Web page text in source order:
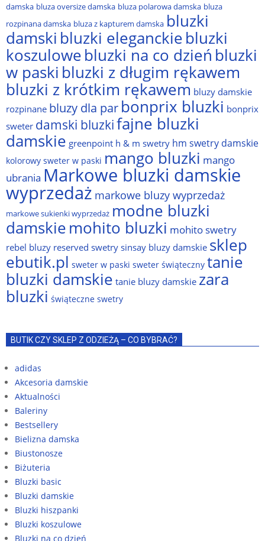
damska bluza oversize damska bluza polarowa damska bluza
rozpinana damska bluza z kapturem damska bluzki
damski bluzki eleganckie bluzki
koszulowe bluzki na co dzień bluzki
w paski bluzki z długim rękawem
bluzki z krótkim rękawem bluzy damskie
rozpinane bluzy dla par bonprix bluzki bonprix
sweter damski bluzkifajne bluzki
damskie greenpoint h & m swetry hm swetry damskie
kolorowy sweter w paski mango bluzki mango
ubrania Markowe bluzki damskie
wyprzedaż markowe bluzy wyprzedaż
markowe sukienki wyprzedaż modne bluzki
damskiemohito bluzki mohito swetry
rebel bluzy reserved swetrysinsay bluzy damskie sklep
ebutik.pl sweter w paski sweter świąteczny tanie
bluzki damskie tanie bluzy damskie zara
bluzki świąteczne swetry
BUTIK CZY SKLEP Z ODZIEŻĄ – CO BYBRAĆ?
adidas
Akcesoria damskie
Aktualności
Baleriny
Bestsellery
Bielizna damska
Biustonosze
Biżuteria
Bluzki basic
Bluzki damskie
Bluzki hiszpanki
Bluzki koszulowe
Bluzki na co dzień